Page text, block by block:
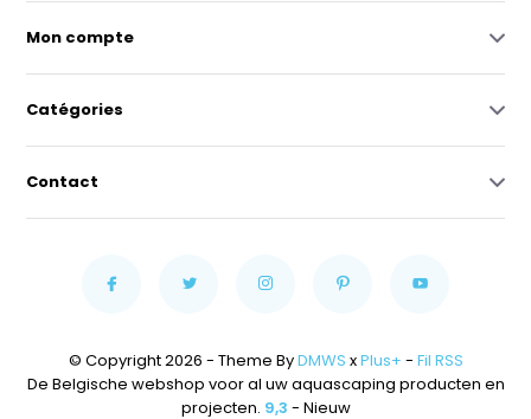
Mon compte
Catégories
Contact
© Copyright 2026 - Theme ByDMWS xPlus+ - Fil RSS
De Belgische webshop voor al uw aquascaping producten en
projecten. 9,3 - Nieuw